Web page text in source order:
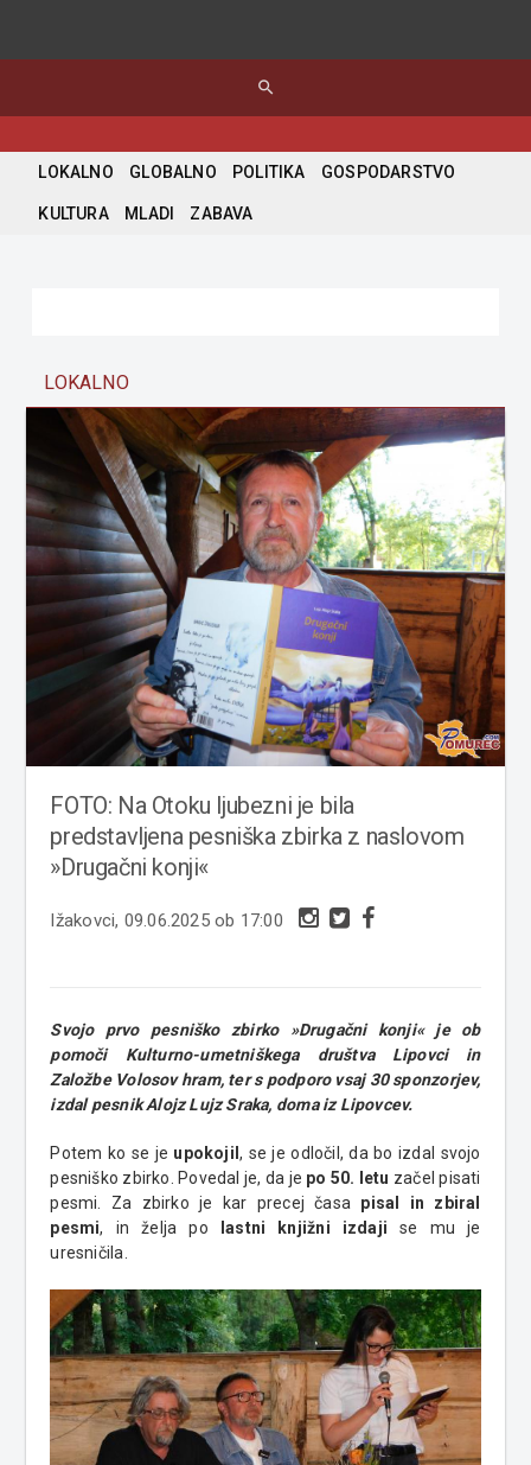
search
LOKALNO GLOBALNO POLITIKA GOSPODARSTVO
KULTURA MLADI ZABAVA
LOKALNO
FOTO: Na Otoku ljubezni je bila
predstavljena pesniška zbirka z naslovom
»Drugačni konji«
Ižakovci, 09.06.2025 ob 17:00
Svojo prvo pesniško zbirko »Drugačni konji« je ob
pomoči Kulturno-umetniškega društva Lipovci in
Založbe Volosov hram, ter s podporo vsaj 30 sponzorjev,
izdal pesnik Alojz Lujz Sraka, doma iz Lipovcev.
Potem ko se je upokojil, se je odločil, da bo izdal svojo
pesniško zbirko. Povedal je, da je po 50. letu začel pisati
pesmi. Za zbirko je kar precej časa pisal in zbiral
pesmi, in želja po lastni knjižni izdaji se mu je
uresničila.